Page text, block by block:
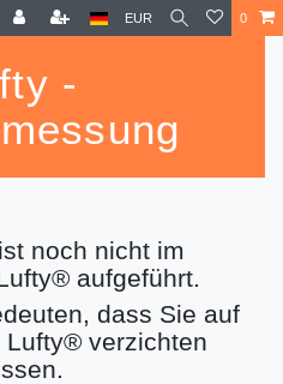
EUR 0
-
noch nicht im
aufgeführt.
dass Sie auf
Lufty® verzichten